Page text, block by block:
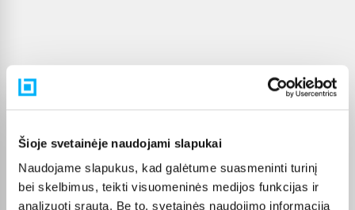
Šioje svetainėje naudojami slapukai
Naudojame slapukus, kad galėtume suasmeninti turinį
bei skelbimus, teikti visuomeninės medijos funkcijas ir
analizuoti srautą. Be to, svetainės naudojimo informaciją
Pirkėjų atsiliepimai apie prekes
Patvirtintas pirkėjas
Prekė kokybiškai įpakuota, gavau tai, ko ir tikėjausi. Pristatymas per visą
piką ...